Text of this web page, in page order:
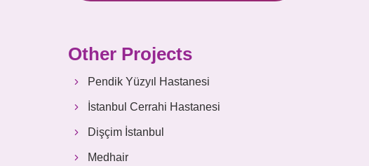
Other Projects
Pendik Yüzyıl Hastanesi
İstanbul Cerrahi Hastanesi
Dişçim İstanbul
Medhair